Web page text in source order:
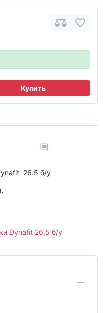
Купить
26.5 б/у
Dynafit 26.5 б/у